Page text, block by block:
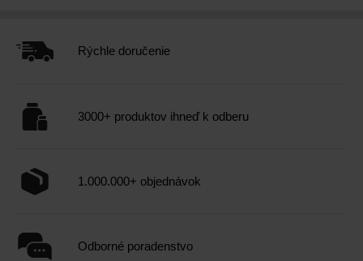
Rýchle doručenie
3000+ produktov ihneď k odberu
1.000.000+ objednávok
Odborné poradenstvo